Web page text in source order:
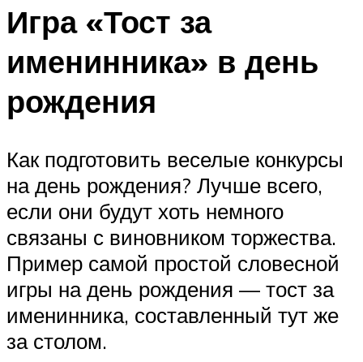
Игра «Тост за
именинника» в день
рождения
Как подготовить веселые конкурсы
на день рождения? Лучше всего,
если они будут хоть немного
связаны с виновником торжества.
Пример самой простой словесной
игры на день рождения — тост за
именинника, составленный тут же
за столом.